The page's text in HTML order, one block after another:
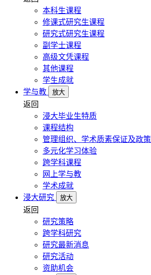
本科生课程
修课式研究生课程
研究式研究生课程
副学士课程
高级文凭课程
其他课程
学生成就
学与教
放大
返回
浸大毕业生特质
课程结构
管理组织、学术质素保证及政策
多元化学习体验
跨学科课程
网上学与教
学术成就
浸大研究
放大
返回
研究策略
跨学科研究
研究最新消息
研究活动
资助机会